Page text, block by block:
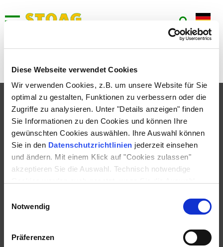
Diese Webseite verwendet Cookies
Wir verwenden Cookies, z.B. um unsere Website für Sie
optimal zu gestalten, Funktionen zu verbessern oder die
Zugriffe zu analysieren. Unter "Details anzeigen" finden
Sie Informationen zu den Cookies und können Ihre
gewünschten Cookies auswählen. Ihre Auswahl können
Sie in den Datenschutzrichtlinien jederzeit einsehen
und ändern. Mit einem Klick auf "Cookies zulassen"
akzeptieren Sie die Auswahl. Technisch notwendige
Notwendig
Präferenzen
936
Keine aktuellen Umleitungen bei dieser Linie vorhanden.
FAHRPLAN
TICKETS
SERVICE
UNTERNEHMEN
KONTAKT
PRESSE-ARCHIV